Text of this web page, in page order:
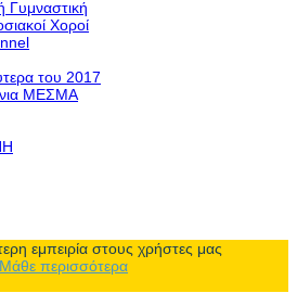
Γυμναστική
Χοροί
του 2017
ΜΕΣΜΑ
εμπειρία στους χρήστες μας
Μάθε περισσότερα